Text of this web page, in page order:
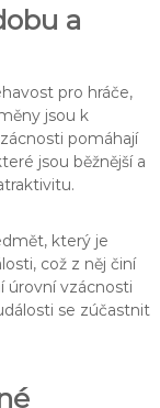
a
pro hráče,
jsou k
pomáhají
jsou běžnější a
který je
což z něj činí
úrovní vzácnosti
se zúčastnit